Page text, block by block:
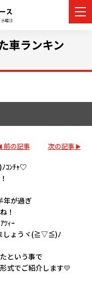
車・試乗車
情報
者サポート
ーサポート
情報
カタ
車ランキン
前の記事 次の記事
ｺﾝﾁｬ♡
年が過ぎ
！
ﾂｨｰ
しょうヾ(≧▽≦)ﾉ
という事で
式でご紹介します💛